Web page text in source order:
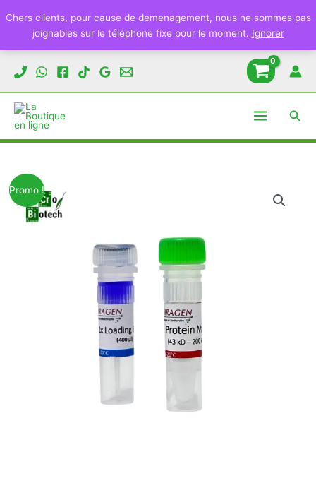
Chers clients, pour cause de demenagement, nous ne sommes pas
joignables sur le téléphone fixe pour le moment. Ignorer
Promo !